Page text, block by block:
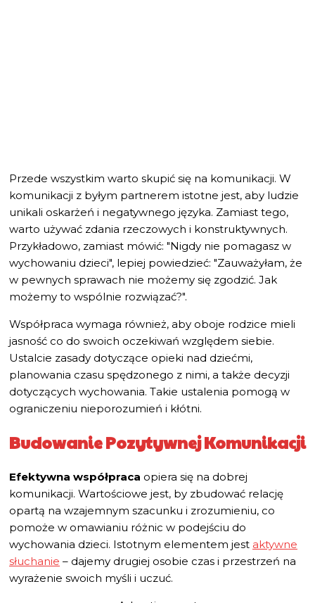
Przede wszystkim warto skupić się na komunikacji. W
komunikacji z byłym partnerem istotne jest, aby ludzie
unikali oskarżeń i negatywnego języka. Zamiast tego,
warto używać zdania rzeczowych i konstruktywnych.
Przykładowo, zamiast mówić: "Nigdy nie pomagasz w
wychowaniu dzieci", lepiej powiedzieć: "Zauważyłam, że
w pewnych sprawach nie możemy się zgodzić. Jak
możemy to wspólnie rozwiązać?".
Współpraca wymaga również, aby oboje rodzice mieli
jasność co do swoich oczekiwań względem siebie.
Ustalcie zasady dotyczące opieki nad dziećmi,
planowania czasu spędzonego z nimi, a także decyzji
dotyczących wychowania. Takie ustalenia pomogą w
ograniczeniu nieporozumień i kłótni.
Budowanie Pozytywnej Komunikacji
Efektywna współpraca opiera się na dobrej
komunikacji. Wartościowe jest, by zbudować relację
opartą na wzajemnym szacunku i zrozumieniu, co
pomoże w omawianiu różnic w podejściu do
wychowania dzieci. Istotnym elementem jest aktywne
słuchanie – dajemy drugiej osobie czas i przestrzeń na
wyrażenie swoich myśli i uczuć.